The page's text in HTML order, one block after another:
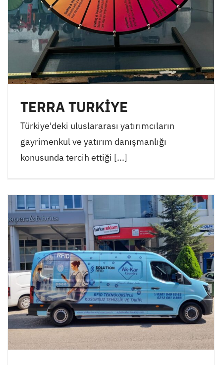
TERRA TURKİYE
Türkiye'deki uluslararası yatırımcıların
gayrimenkul ve yatırım danışmanlığı
konusunda tercih ettiği [...]